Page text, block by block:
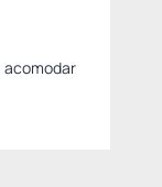
acomodar